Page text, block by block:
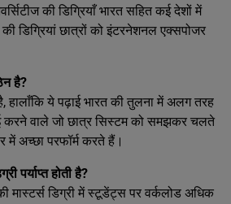
की डिग्रियाँ भारत सहित कई देशों में
डिग्रियां छात्रों को इंटरनेशनल एक्सपोजर
है?
हालाँकि ये पढ़ाई भारत की तुलना में अलग तरह
करने वाले जो छात्र सिस्टम को समझकर चलते
अच्छा परफॉर्म करते हैं।
पर्याप्त होती है?
मास्टर्स डिग्री में स्टूडेंट्स पर वर्कलोड अधिक